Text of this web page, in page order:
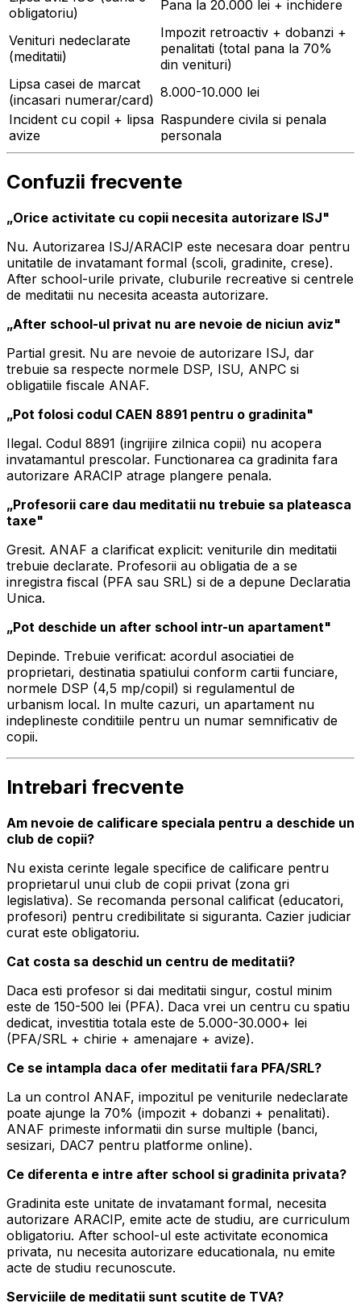
obligatoriu)
Pana la 20.000 lei + inchidere
Venituri nedeclarate
(meditatii)
Impozit retroactiv + dobanzi +
penalitati (total pana la 70%
din venituri)
Lipsa casei de marcat
(incasari numerar/card) 8.000-10.000 lei
Incident cu copil + lipsa
avize
Raspundere civila si penala
personala
Confuzii frecvente
„Orice activitate cu copii necesita autorizare ISJ"
Nu. Autorizarea ISJ/ARACIP este necesara doar pentru
unitatile de invatamant formal (scoli, gradinite, crese).
After school-urile private, cluburile recreative si centrele
de meditatii nu necesita aceasta autorizare.
„After school-ul privat nu are nevoie de niciun aviz"
Partial gresit. Nu are nevoie de autorizare ISJ, dar
trebuie sa respecte normele DSP, ISU, ANPC si
obligatiile fiscale ANAF.
„Pot folosi codul CAEN 8891 pentru o gradinita"
Ilegal. Codul 8891 (ingrijire zilnica copii) nu acopera
invatamantul prescolar. Functionarea ca gradinita fara
autorizare ARACIP atrage plangere penala.
„Profesorii care dau meditatii nu trebuie sa plateasca
taxe"
Gresit. ANAF a clarificat explicit: veniturile din meditatii
trebuie declarate. Profesorii au obligatia de a se
inregistra fiscal (PFA sau SRL) si de a depune Declaratia
Unica.
„Pot deschide un after school intr-un apartament"
Depinde. Trebuie verificat: acordul asociatiei de
proprietari, destinatia spatiului conform cartii funciare,
normele DSP (4,5 mp/copil) si regulamentul de
urbanism local. In multe cazuri, un apartament nu
indeplineste conditiile pentru un numar semnificativ de
copii.
Intrebari frecvente
Am nevoie de calificare speciala pentru a deschide un
club de copii?
Nu exista cerinte legale specifice de calificare pentru
proprietarul unui club de copii privat (zona gri
legislativa). Se recomanda personal calificat (educatori,
profesori) pentru credibilitate si siguranta. Cazier judiciar
curat este obligatoriu.
Cat costa sa deschid un centru de meditatii?
Daca esti profesor si dai meditatii singur, costul minim
este de 150-500 lei (PFA). Daca vrei un centru cu spatiu
dedicat, investitia totala este de 5.000-30.000+ lei
(PFA/SRL + chirie + amenajare + avize).
Ce se intampla daca ofer meditatii fara PFA/SRL?
La un control ANAF, impozitul pe veniturile nedeclarate
poate ajunge la 70% (impozit + dobanzi + penalitati).
ANAF primeste informatii din surse multiple (banci,
sesizari, DAC7 pentru platforme online).
Ce diferenta e intre after school si gradinita privata?
Gradinita este unitate de invatamant formal, necesita
autorizare ARACIP, emite acte de studiu, are curriculum
obligatoriu. After school-ul este activitate economica
privata, nu necesita autorizare educationala, nu emite
acte de studiu recunoscute.
Serviciile de meditatii sunt scutite de TVA?